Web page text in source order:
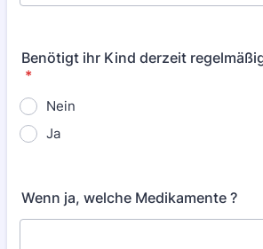
Benötigt ihr Kind derzeit
*
Nein
Ja
Wenn ja, welche Medikamente ?